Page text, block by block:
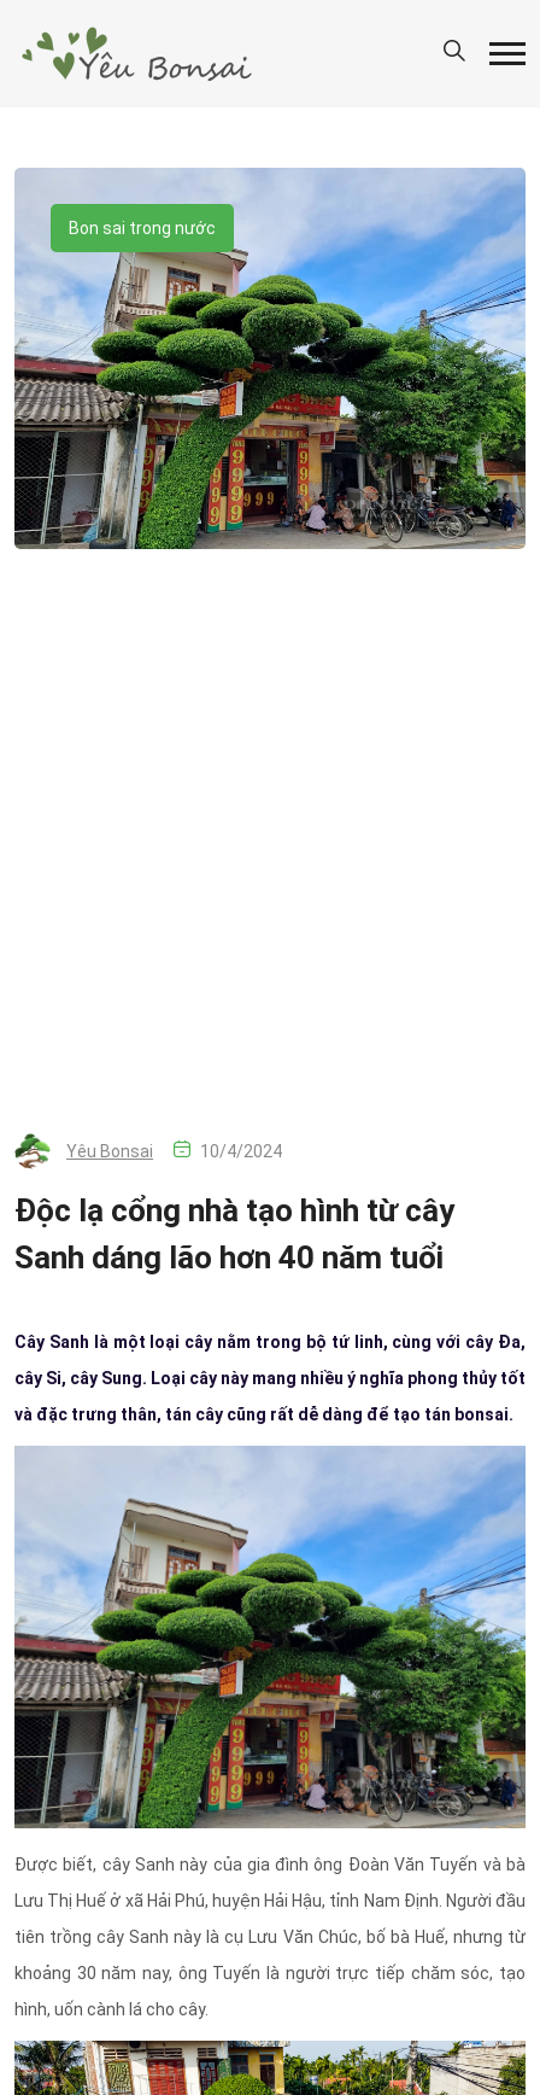
Bon sai trong nước
Yêu Bonsai 10/4/2024
Độc lạ cổng nhà tạo hình từ cây
Sanh dáng lão hơn 40 năm tuổi
Cây Sanh là một loại cây nằm trong bộ tứ linh, cùng với cây Đa,
cây Si, cây Sung. Loại cây này mang nhiều ý nghĩa phong thủy tốt
và đặc trưng thân, tán cây cũng rất dễ dàng để tạo tán bonsai.
Được biết, cây Sanh này của gia đình ông Đoàn Văn Tuyến và bà
Lưu Thị Huế ở xã Hải Phú, huyện Hải Hậu, tỉnh Nam Định. Người đầu
tiên trồng cây Sanh này là cụ Lưu Văn Chúc, bố bà Huế, nhưng từ
khoảng 30 năm nay, ông Tuyến là người trực tiếp chăm sóc, tạo
hình, uốn cành lá cho cây.